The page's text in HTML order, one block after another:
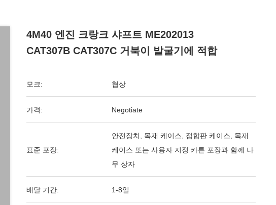
4M40 엔진 크랑크 샤프트 ME202013
CAT307B CAT307C 거북이 발굴기에 적합
모크: 협상
가격: Negotiate
표준 포장:
안전장치, 목재 케이스, 접합판 케이스, 목재
케이스 또는 사용자 지정 카튼 포장과 함께 나
무 상자
배달 기간: 1-8일